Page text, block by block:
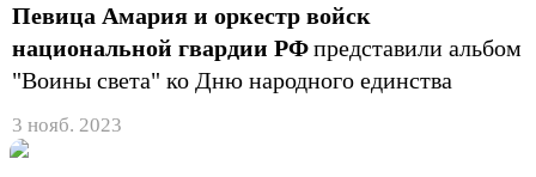
Певица Амария и оркестр войск
национальной гвардии РФпредставили альбом
"Воины света" ко Дню народного единства
3 нояб. 2023